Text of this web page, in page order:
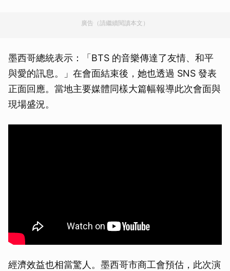
廣告（請繼續閱讀本文）
墨西哥總統表示：「BTS 的音樂傳達了友情、和平
與愛的訊息。」在會面結束後，她也透過 SNS 發表
正面回應。當地主要媒體同樣大篇幅報導此次會面與
現場盛況。
經濟效益也相當驚人。墨西哥市商工會預估，此次演